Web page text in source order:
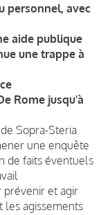
personnel, avec
aide publique
une trappe à
Rome jusqu’à
Sopra-Steria
une enquête
de faits éventuels
prévenir et agir
agissements